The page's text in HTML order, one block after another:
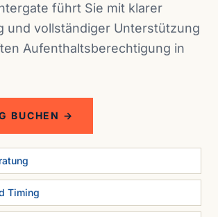
führt Sie mit klarer
und vollständiger Unterstützung
Aufenthaltsberechtigung in
BUCHEN →
Timing